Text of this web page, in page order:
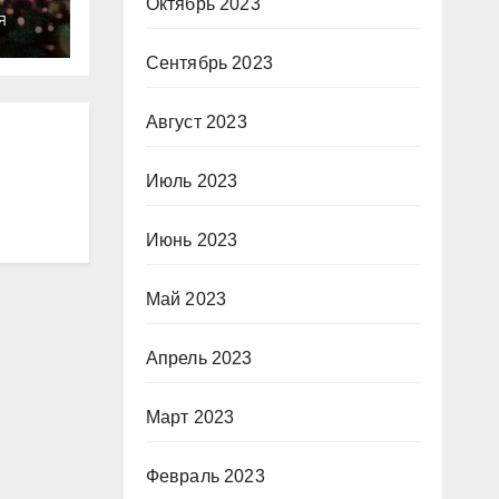
Октябрь 2023
Сентябрь 2023
Август 2023
Июль 2023
Июнь 2023
Май 2023
Апрель 2023
Март 2023
Февраль 2023